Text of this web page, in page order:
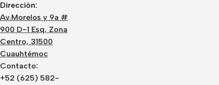
Dirección:
Av.Morelos y 9a #
900 D-1 Esq, Zona
Centro, 31500
Cuauhtémoc
Contacto:
+52 (625) 582-